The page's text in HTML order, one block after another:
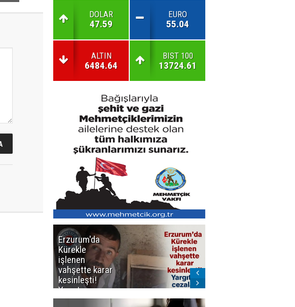
DOLAR
47.59
EURO
55.04
ALTIN
6484.64
BIST 100
13724.61
Erzurum'da
Kürekle
işlenen
vahşette karar
kesinleşti!
Yargıtay
cezaları onadı